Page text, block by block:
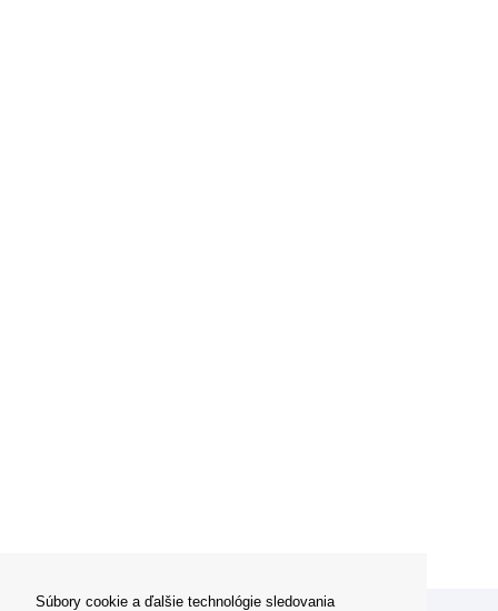
Súbory cookie a ďalšie technológie sledovania